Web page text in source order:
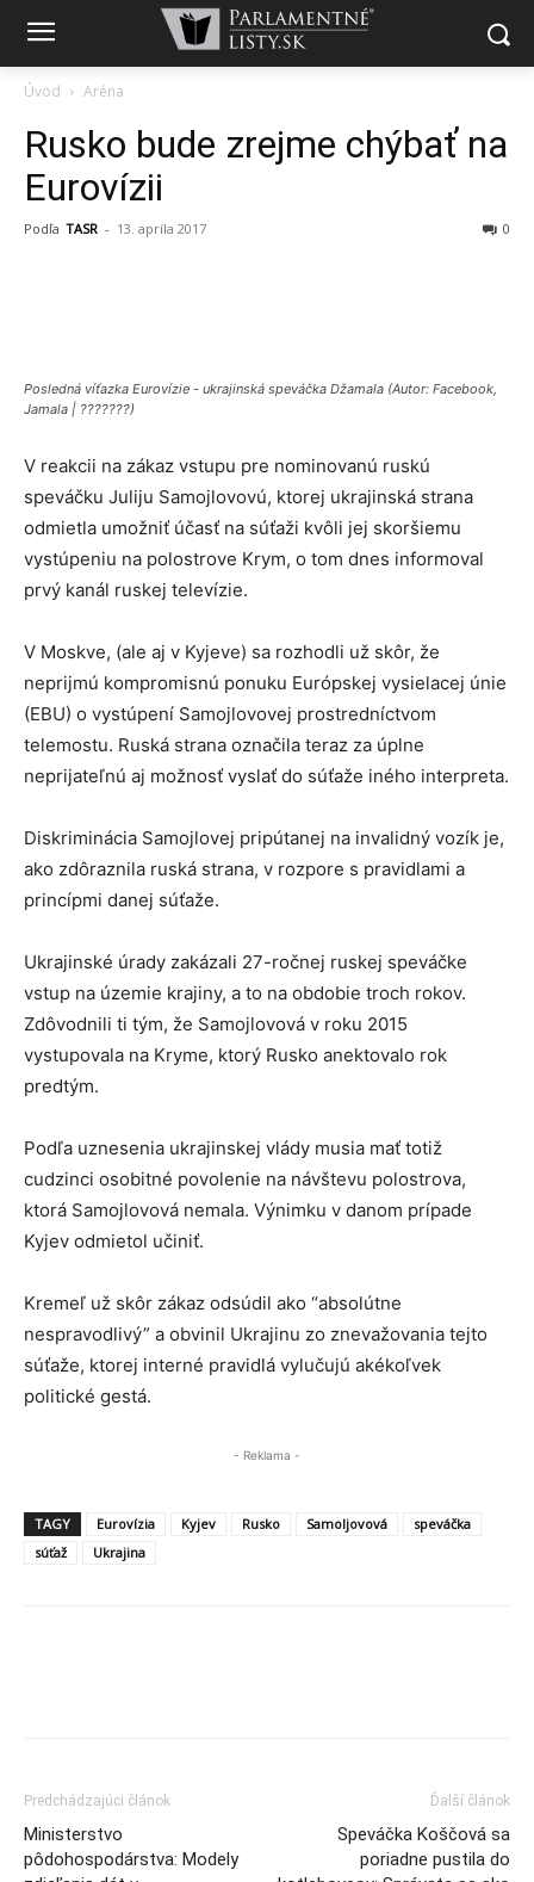
Úvod Aréna
Rusko bude zrejme chýbať na
Eurovízii
Podľa TASR - 13. apríla 2017 0
Posledná víťazka Eurovízie - ukrajinská speváčka Džamala (Autor: Facebook,
Jamala | ???????)
V reakcii na zákaz vstupu pre nominovanú ruskú
speváčku Juliju Samojlovovú, ktorej ukrajinská strana
odmietla umožniť účasť na súťaži kvôli jej skoršiemu
vystúpeniu na polostrove Krym, o tom dnes informoval
prvý kanál ruskej televízie.
V Moskve, (ale aj v Kyjeve) sa rozhodli už skôr, že
neprijmú kompromisnú ponuku Európskej vysielacej únie
(EBU) o vystúpení Samojlovovej prostredníctvom
telemostu. Ruská strana označila teraz za úplne
neprijateľnú aj možnosť vyslať do súťaže iného interpreta.
Diskriminácia Samojlovej pripútanej na invalidný vozík je,
ako zdôraznila ruská strana, v rozpore s pravidlami a
princípmi danej súťaže.
Ukrajinské úrady zakázali 27-ročnej ruskej speváčke
vstup na územie krajiny, a to na obdobie troch rokov.
Zdôvodnili ti tým, že Samojlovová v roku 2015
vystupovala na Kryme, ktorý Rusko anektovalo rok
predtým.
Podľa uznesenia ukrajinskej vlády musia mať totiž
cudzinci osobitné povolenie na návštevu polostrova,
ktorá Samojlovová nemala. Výnimku v danom prípade
Kyjev odmietol učiniť.
Kremeľ už skôr zákaz odsúdil ako “absolútne
nespravodlivý” a obvinil Ukrajinu zo znevažovania tejto
súťaže, ktorej interné pravidlá vylučujú akékoľvek
politické gestá.
- Reklama -
TAGY Eurovízia Kyjev Rusko Samoljovová
speváčka
súťaž
Ukrajina
Predchádzajúci článok
Ministerstvo
pôdohospodárstva: Modely
Ďalší článok
Speváčka Koščová sa
poriadne pustila do